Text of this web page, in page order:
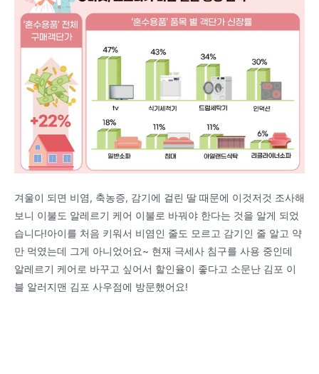
겨울이 되면 비염, 축농증, 감기에 걸린 딸 때문에 이것저것 조사해
보니 이불도 알레르기 케어 이불로 바꿔야 한다는 것을 알게 되었
습니다!아이를 처음 키워서 비염인 줄도 모르고 감기인 줄 알고 약
만 먹였는데 그게 아니었어요~ 현재 극세사 침구를 사용 중인데
알레르기 케어로 바꾸고 싶어서 할인율이 좋다고 소문난 김포 이
블 알러지맨 김포 사우점에 방문했어요!